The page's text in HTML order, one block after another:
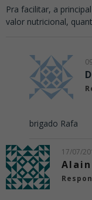
Pra facilitar, a
valor nutricional,
brigado Rafa
17/07/